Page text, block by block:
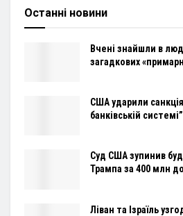
Останні новини
Вчені знайшли в
загадкових
США ударили
банківській
Суд США зупинив
Трампа за 400 млн
Ліван та Ізраїль